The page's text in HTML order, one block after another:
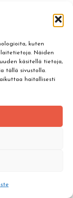
kuten
Näiden
käsitellä tietoja,
tällä sivustolla.
haitallisesti
| Evästeet